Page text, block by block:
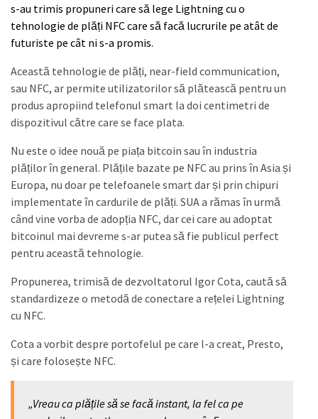
s-au trimis propuneri care să lege Lightning cu o
tehnologie de plăți NFC care să facă lucrurile pe atât de
futuriste pe cât ni s-a promis.
Această tehnologie de plăți, near-field communication,
sau NFC, ar permite utilizatorilor să plătească pentru un
produs apropiind telefonul smart la doi centimetri de
dispozitivul către care se face plata.
Nu este o idee nouă pe piața bitcoin sau în industria
plăților în general. Plățile bazate pe NFC au prins în Asia și
Europa, nu doar pe telefoanele smart dar și prin chipuri
implementate în cardurile de plăți. SUA a rămas în urmă
când vine vorba de adopția NFC, dar cei care au adoptat
bitcoinul mai devreme s-ar putea să fie publicul perfect
pentru această tehnologie.
Propunerea, trimisă de dezvoltatorul Igor Cota, caută să
standardizeze o metodă de conectare a rețelei Lightning
cu NFC.
Cota a vorbit despre portofelul pe care l-a creat, Presto,
și care folosește NFC.
„Vreau ca plățile să se facă instant, la fel ca pe